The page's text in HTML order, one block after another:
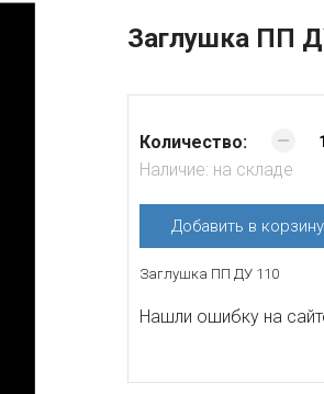
Заглушка ПП
Количество:
Наличие: на складе
Добавить в корзину
Заглушка ПП ДУ 110
Нашли ошибку на